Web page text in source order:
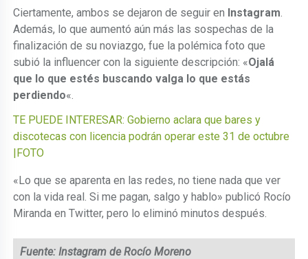
Ciertamente, ambos se dejaron de seguir en Instagram.
Además, lo que aumentó aún más las sospechas de la
finalización de su noviazgo, fue la polémica foto que
subió la influencer con la siguiente descripción: «Ojalá
que lo que estés buscando valga lo que estás
perdiendo«.
TE PUEDE INTERESAR: Gobierno aclara que bares y
discotecas con licencia podrán operar este 31 de octubre
|FOTO
«Lo que se aparenta en las redes, no tiene nada que ver
con la vida real. Si me pagan, salgo y hablo» publicó Rocío
Miranda en Twitter, pero lo eliminó minutos después.
Fuente: Instagram de Rocío Moreno